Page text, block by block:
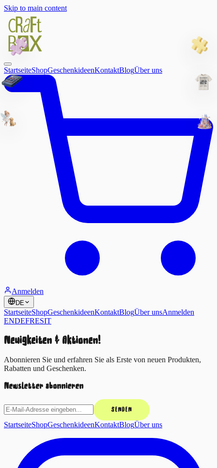
Skip to main content
StartseiteShopGeschenkideenKontaktBlogÜber uns
Anmelden
DE
StartseiteShopGeschenkideenKontaktBlogÜber unsAnmelden
ENDEFRESIT
Neuigkeiten & Aktionen!
Abonnieren Sie und erfahren Sie als Erste von neuen Produkten,
Rabatten und Geschenken.
Newsletter abonnieren
SENDEN
StartseiteShopGeschenkideenKontaktBlogÜber uns